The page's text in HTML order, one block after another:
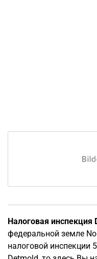
Налоговая инспекция
федеральной земле
налоговой инспекции